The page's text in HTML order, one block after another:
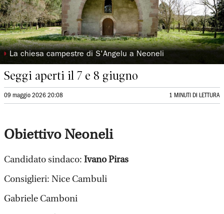
◗ La chiesa campestre di S'Angelu a Neoneli
Seggi aperti il 7 e 8 giugno
09 maggio 2026 20:08 1 MINUTI DI LETTURA
Obiettivo Neoneli
Candidato sindaco: Ivano Piras
Consiglieri: Nice Cambuli
Gabriele Camboni